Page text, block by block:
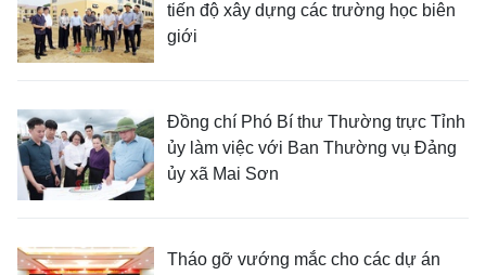
tiến độ xây dựng các trường học biên
giới
Đồng chí Phó Bí thư Thường trực Tỉnh
ủy làm việc với Ban Thường vụ Đảng
ủy xã Mai Sơn
Tháo gỡ vướng mắc cho các dự án